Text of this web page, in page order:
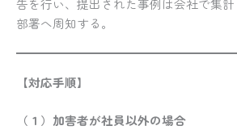
告を行い、提出された事例は会社で集
部署へ周知する。
【対応手順】
（１）加害者が社員以外の場合